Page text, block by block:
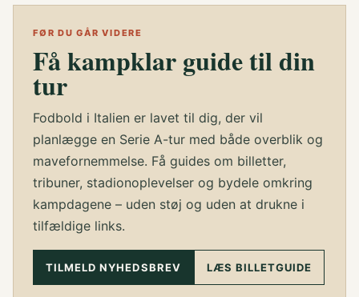
FØR DU GÅR VIDERE
Få kampklar guide til din
tur
Fodbold i Italien er lavet til dig, der vil
planlægge en Serie A-tur med både overblik og
mavefornemmelse. Få guides om billetter,
tribuner, stadionoplevelser og bydele omkring
kampdagene – uden støj og uden at drukne i
tilfældige links.
TILMELD NYHEDSBREV LÆS BILLETGUIDE